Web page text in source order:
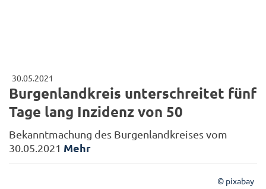
30.05.2021
Burgenlandkreis unterschreitet fünf
Tage lang Inzidenz von 50
Bekanntmachung des Burgenlandkreises vom
30.05.2021 Mehr
© pixabay